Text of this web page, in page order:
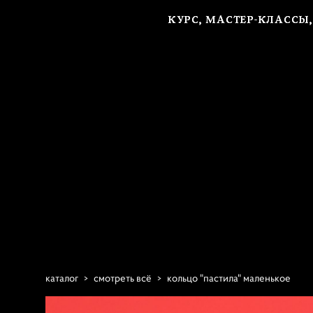
КУРС, МАСТЕР-
КУРС, МАСТЕР-
каталог > смотреть всё > кольцо "пастила" маленькое